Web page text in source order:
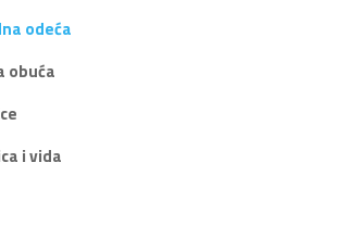
odeća
obuća
i vida